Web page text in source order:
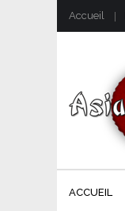
Accueil
ACCUEIL